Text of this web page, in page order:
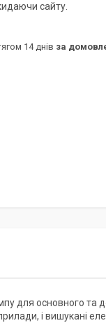
сайту.
14 днів за
для основного та
і вишукані